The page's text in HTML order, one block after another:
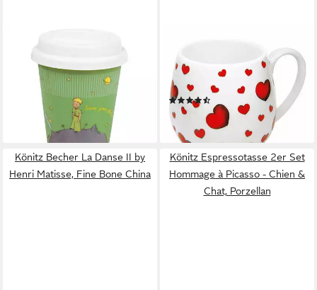
KÖNITZ
Coffee-to-go-Becher Der
Kleine Prinz Save Your Planet
Mug mit Deckel, Metall
21,26 €
lieferbar - in 2-3 Werktagen bei dir
Kuschelbecher 420 ml,
Porzellan
21,26 €
lieferbar - in 2-3 Werktagen bei dir
Könitz Becher La Danse II by
Henri Matisse, Fine Bone China
Könitz Espressotasse 2er Set
Hommage à Picasso - Chien &
Chat, Porzellan